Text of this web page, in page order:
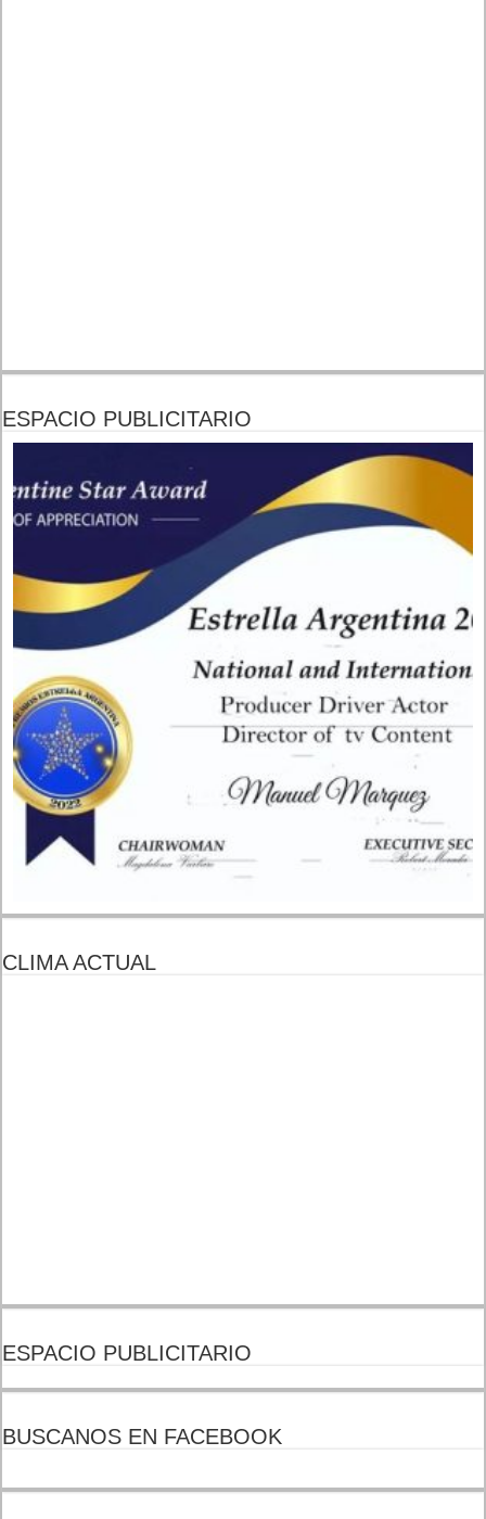
ESPACIO PUBLICITARIO
CLIMA ACTUAL
ESPACIO PUBLICITARIO
BUSCANOS EN FACEBOOK